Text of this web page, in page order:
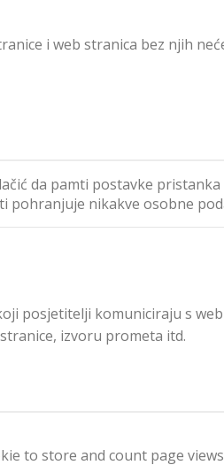
i web stranica bez njih
da pamti postavke
pohranjuje nikakve osobne
posjetitelji komuniciraju s
izvoru prometa itd.
to store and count page